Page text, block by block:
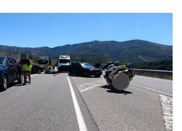
de la NBA, visita Ourense